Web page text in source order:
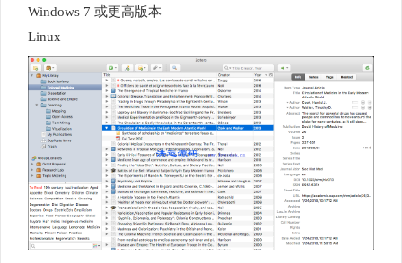
Windows 7 或更高版本
Linux